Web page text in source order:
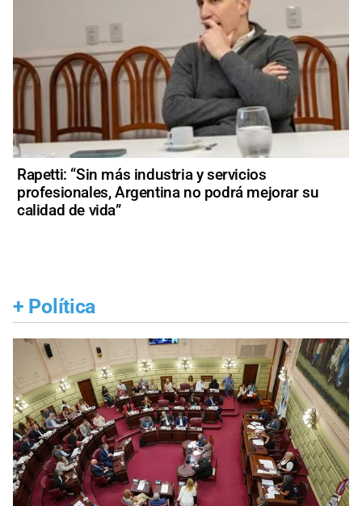
Rapetti: “Sin más industria y servicios
profesionales, Argentina no podrá mejorar su
calidad de vida”
+ Política